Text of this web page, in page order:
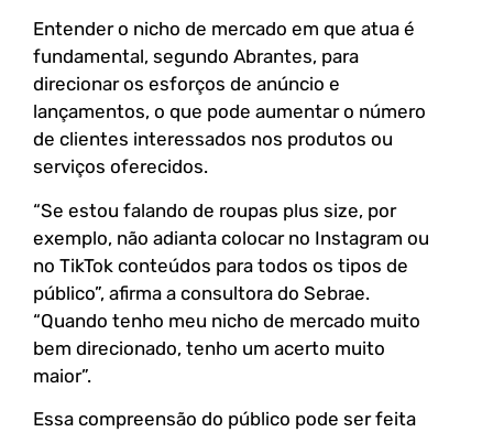
Entender o nicho de mercado em que atua é
fundamental, segundo Abrantes, para
direcionar os esforços de anúncio e
lançamentos, o que pode aumentar o número
de clientes interessados nos produtos ou
serviços oferecidos.
“Se estou falando de roupas plus size, por
exemplo, não adianta colocar no Instagram ou
no TikTok conteúdos para todos os tipos de
público”, afirma a consultora do Sebrae.
“Quando tenho meu nicho de mercado muito
bem direcionado, tenho um acerto muito
maior”.
Essa compreensão do público pode ser feita